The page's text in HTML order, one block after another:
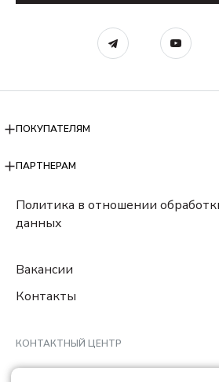
ПОКУПАТЕЛЯМ
ПАРТНЕРАМ
Политика в отношении
данных
Вакансии
Контакты
КОНТАКТНЫЙ ЦЕНТР
8 (800) 222-78-29